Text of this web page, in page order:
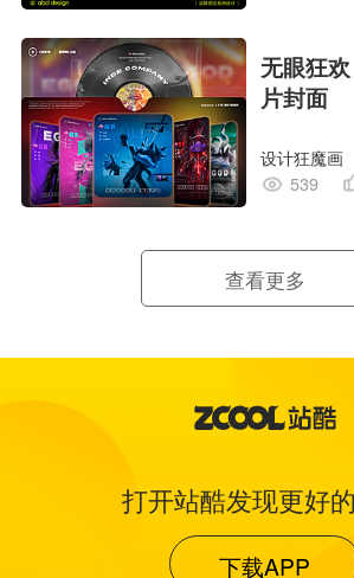
无眼狂
片封面
设计狂魔画
539
查看更多
打开站酷发现更好
下载APP